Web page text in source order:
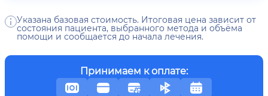
Указана базовая стоимость. Итоговая цена зависит от
состояния пациента, выбранного метода и объёма
помощи и сообщается до начала лечения.
Принимаем к оплате: